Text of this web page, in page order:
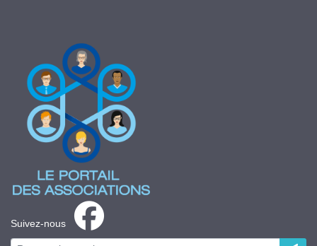
Suivez-nous